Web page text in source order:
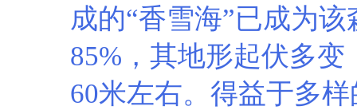
成的“香雪海”已成为
85%，其地形起伏多
60米左右。得益于多